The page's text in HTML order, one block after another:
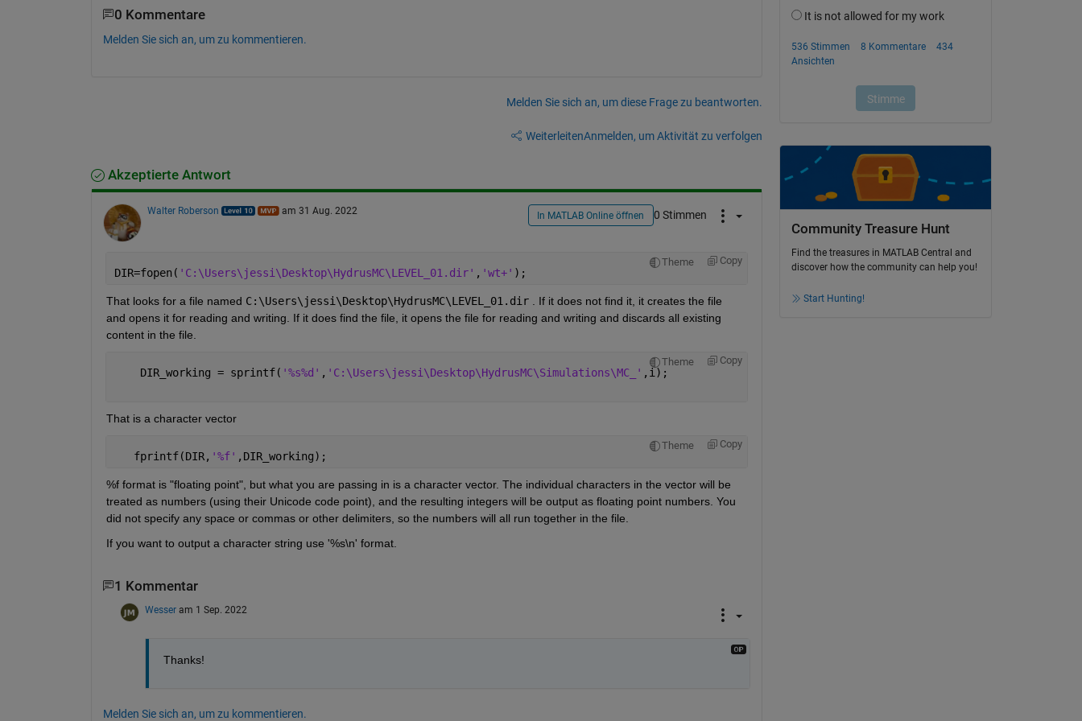
0 Kommentare
Melden Sie sich an, um zu kommentieren.
Melden Sie sich an, um diese Frage zu beantworten.
WeiterleitenAnmelden, um Aktivität zu verfolgen
Akzeptierte Antwort
Walter Roberson am 31 Aug. 2022 In MATLAB Online öffnen 0 Stimmen
Theme Copy
DIR=fopen( 'C:\Users\jessi\Desktop\HydrusMC\LEVEL_01.dir' , 'wt+' );
That looks for a file named C:\Users\jessi\Desktop\HydrusMC\LEVEL_01.dir . If it does not find it, it creates the file
and opens it for reading and writing. If it does find the file, it opens the file for reading and writing and discards all existing
content in the file.
Theme Copy
    DIR_working = sprintf(
'%s%d' , 'C:\Users\jessi\Desktop\HydrusMC\Simulations\MC_' ,i);
That is a character vector
Theme Copy
   fprintf(DIR,
'%f' ,DIR_working);
%f format is "floating point", but what you are passing in is a character vector. The individual characters in the vector will be
treated as numbers (using their Unicode code point), and the resulting integers will be output as floating point numbers. You
did not specify any space or commas or other delimiters, so the numbers will all run together in the file.
If you want to output a character string use '%s\n' format.
1 Kommentar
Wesser am 1 Sep. 2022
Thanks!
Melden Sie sich an, um zu kommentieren.
Community Treasure Hunt
Find the treasures in MATLAB Central and
discover how the community can help you!
Start Hunting!